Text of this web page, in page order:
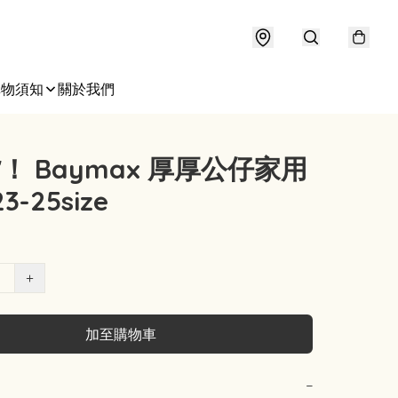
須知 關於我們
Baymax 厚厚公仔家用
25size
+
加至購物車
−